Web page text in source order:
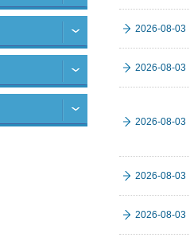
2026-08-03
2026-08-03
2026-08-03
2026-08-03
2026-08-03